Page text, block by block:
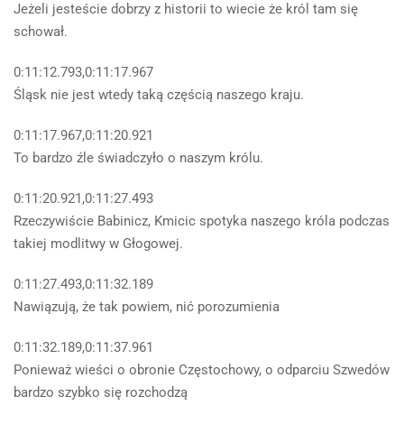
Jeżeli jesteście dobrzy z historii to wiecie że król tam się
schował.
0:11:12.793,0:11:17.967
Śląsk nie jest wtedy taką częścią naszego kraju.
0:11:17.967,0:11:20.921
To bardzo źle świadczyło o naszym królu.
0:11:20.921,0:11:27.493
Rzeczywiście Babinicz, Kmicic spotyka naszego króla podczas
takiej modlitwy w Głogowej.
0:11:27.493,0:11:32.189
Nawiązują, że tak powiem, nić porozumienia
0:11:32.189,0:11:37.961
Ponieważ wieści o obronie Częstochowy, o odparciu Szwedów
bardzo szybko się rozchodzą